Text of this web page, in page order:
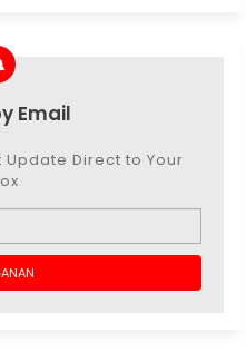
Email
Update Direct to Your